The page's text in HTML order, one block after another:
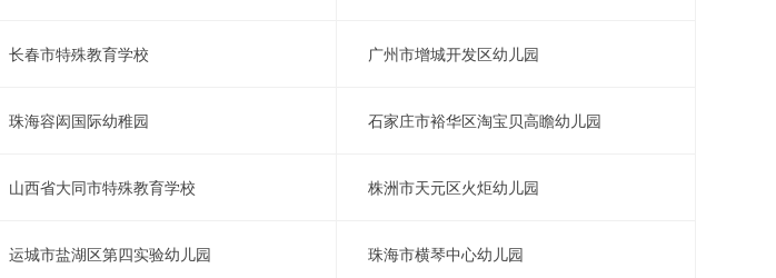
长春市特殊教育学校 广州市增城开发区幼儿园
珠海容闳国际幼稚园 石家庄市裕华区淘宝贝高瞻幼儿园
山西省大同市特殊教育学校 株洲市天元区火炬幼儿园
运城市盐湖区第四实验幼儿园 珠海市横琴中心幼儿园